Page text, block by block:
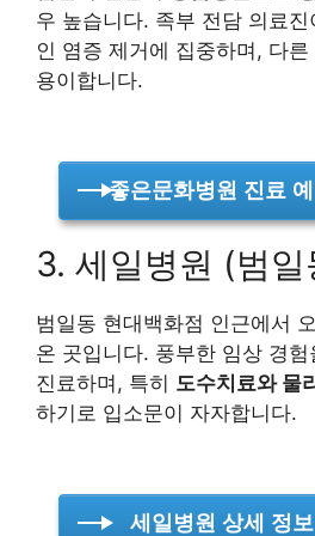
우 높습니다. 족부 전담 의료
인 염증 제거에 집중하며, 다
용이합니다.
좋은문화병원 진료 예
3. 세일병원 (범일
범일동 현대백화점 인근에서
온 곳입니다. 풍부한 임상 경
진료하며, 특히 도수치료와 물
하기로 입소문이 자자합니다.
세일병원 상세 정보